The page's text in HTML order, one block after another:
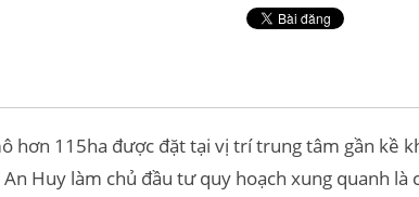
hơn 115ha được đặt tại vị trí trung tâm gần kề
Huy làm chủ đầu tư quy hoạch xung quanh là